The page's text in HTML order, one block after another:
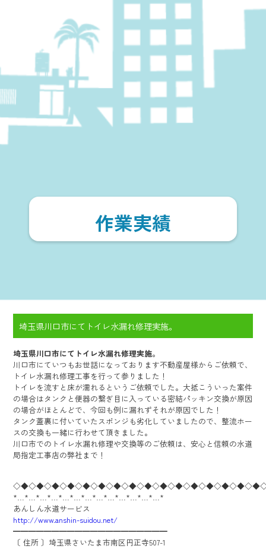
作業実績
埼玉県川口市にてトイレ水漏れ修理実施。
埼玉県川口市にてトイレ水漏れ修理実施。
川口市にていつもお世話になっております不動産屋様からご依頼で、
トイレ水漏れ修理工事を行って参りました！
トイレを流すと床が濡れるというご依頼でした。大抵こういった案件
の場合はタンクと便器の繋ぎ目に入っている密結パッキン交換が原因
の場合がほとんどで、今回も例に漏れずそれが原因でした！
タンク蓋裏に付いていたスポンジも劣化していましたので、整流ホー
スの交換も一緒に行わせて頂きました。
川口市でのトイレ水漏れ修理や交換等のご依頼は、安心と信頼の水道
局指定工事店の弊社まで！
*…*…*…*…*…*…*…*…*…*…*…*…*…*
あんしん水道サービス
http://www.anshin-suidou.net/
━━━━━━━━━━━━━━━━━━━━
〔 住所 〕埼玉県さいたま市南区円正寺507-1